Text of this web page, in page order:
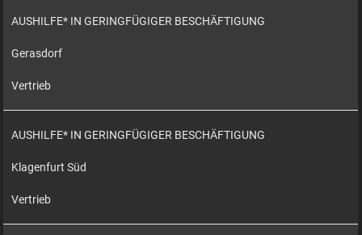
AUSHILFE* IN GERINGFÜGIGER BESCHÄFTIGUNG
Gerasdorf
Vertrieb
AUSHILFE* IN GERINGFÜGIGER BESCHÄFTIGUNG
Klagenfurt Süd
Vertrieb